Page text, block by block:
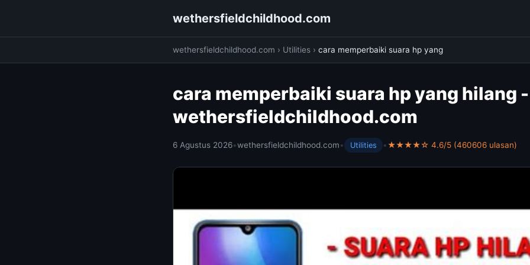
wethersfieldchildhood.com
wethersfieldchildhood.com › Utilities › cara memperbaiki suara hp yang
cara memperbaiki suara hp yang hilang -
wethersfieldchildhood.com
6 Agustus 2026•wethersfieldchildhood.com• Utilities •★★★★☆ 4.6/5 (460606 ulasan)